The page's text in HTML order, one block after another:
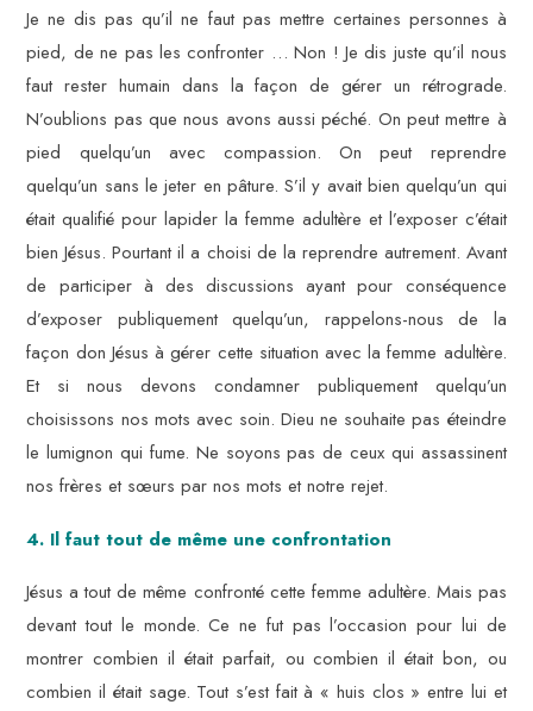
Je ne dis pas qu’il ne faut pas mettre certaines personnes à
pied, de ne pas les confronter … Non ! Je dis juste qu’il nous
faut rester humain dans la façon de gérer un rétrograde.
N’oublions pas que nous avons aussi péché. On peut mettre à
pied quelqu’un avec compassion. On peut reprendre
quelqu’un sans le jeter en pâture. S’il y avait bien quelqu’un qui
était qualifié pour lapider la femme adultère et l’exposer c’était
bien Jésus. Pourtant il a choisi de la reprendre autrement. Avant
de participer à des discussions ayant pour conséquence
d’exposer publiquement quelqu’un, rappelons-nous de la
façon don Jésus à gérer cette situation avec la femme adultère.
Et si nous devons condamner publiquement quelqu’un
choisissons nos mots avec soin. Dieu ne souhaite pas éteindre
le lumignon qui fume. Ne soyons pas de ceux qui assassinent
nos frères et sœurs par nos mots et notre rejet.
4. Il faut tout de même une confrontation
Jésus a tout de même confronté cette femme adultère. Mais pas
devant tout le monde. Ce ne fut pas l’occasion pour lui de
montrer combien il était parfait, ou combien il était bon, ou
combien il était sage. Tout s’est fait à « huis clos » entre lui et